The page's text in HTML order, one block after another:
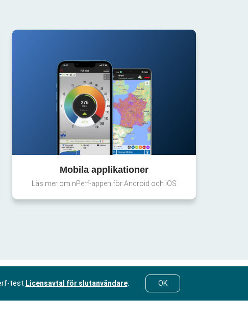
Mobila applikationer
Läs mer om nPerf-appen för Android och iOS
test Licensavtal för slutanvändare. OK